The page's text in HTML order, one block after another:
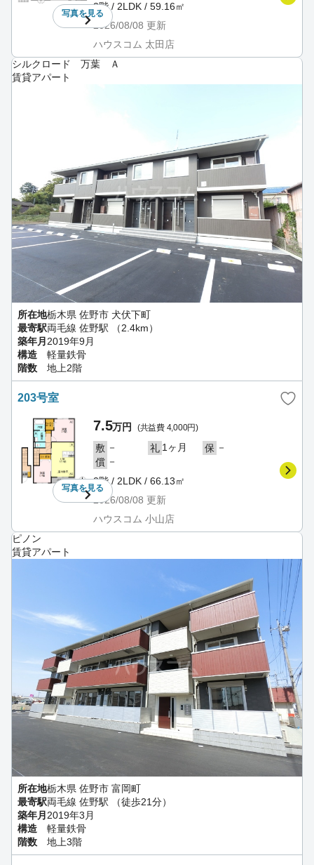
写真を見る
2階 / 2LDK / 59.16㎡
2026/08/08 更新
ハウスコム 太田店
シルクロード 万葉 Ａ
賃貸アパート
所在地栃木県 佐野市 犬伏下町
最寄駅両毛線 佐野駅 （2.4km）
築年月2019年9月
構造
軽量鉄骨
階数
地上2階
203号室
写真を見る
7.5万円 (共益費 4,000円)
敷 － 礼 1ヶ月 保 －
償 －
2階 / 2LDK / 66.13㎡
2026/08/08 更新
ハウスコム 小山店
ピノン
賃貸アパート
所在地栃木県 佐野市 富岡町
最寄駅両毛線 佐野駅 （徒歩21分）
築年月 2019年3月
構造
軽量鉄骨
階数
地上3階